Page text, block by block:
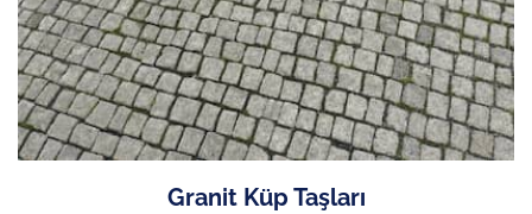
Granit Küp Taşları